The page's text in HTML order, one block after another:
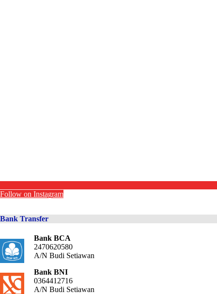
Follow on Instagram
Bank Transfer
Bank BCA
2470620580
A/N Budi Setiawan
Bank BNI
0364412716
A/N Budi Setiawan